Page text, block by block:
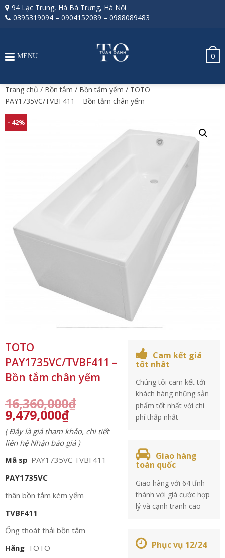
94 Lạc Trung, Hà Bà Trưng, Hà Nội
0395319094 – 0904152089 – 0988089483
0
MENU
Trang chủ / Bồn tắm / Bồn tắm yếm / TOTO
PAY1735VC/TVBF411 – Bồn tắm chân yếm
- 42%
TOTO
PAY1735VC/TVBF411 –
Bồn tắm chân yếm
16,360,000₫
9,479,000₫
( Đây là giá tham khảo, chi tiết
liên hệ Nhận báo giá )
Mã sp PAY1735VC TVBF411
PAY1735VC
thân bồn tắm kèm yếm
TVBF411
Ống thoát thải bồn tắm
Hãng TOTO
Cam kết giá
tốt nhât
Chúng tôi cam kết tới
khách hàng những sản
phẩm tốt nhất với chi
phí thấp nhất
Giao hàng
toàn quốc
Giao hàng với 64 tỉnh
thành với giá cước hợp
lý và cạnh tranh cao
Phục vụ 12/24